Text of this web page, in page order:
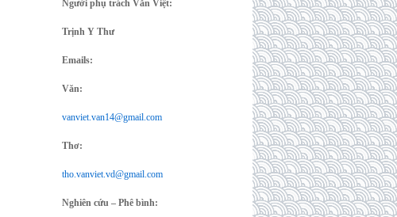
Người phụ trách Văn Việt:
Trịnh Y Thư
Emails:
Văn:
vanviet.van14@gmail.com
Thơ:
tho.vanviet.vd@gmail.com
Nghiên cứu – Phê bình: